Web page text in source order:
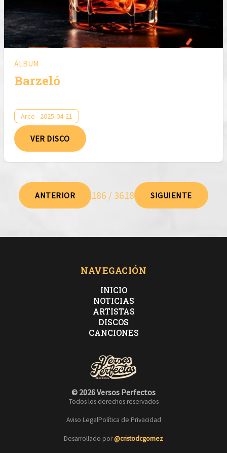
ÁLBUM
Barzeló
Arce - 2025-04-21
VER DISCO
ANTERIOR 186 / 3618 SIGUIENTE
NAVEGACIÓN
INICIO
NOTICIAS
ARTISTAS
DISCOS
CANCIONES
© 2026 Versos Perfectos
Todos los derechos reservados
Aviso LegalPolítica de Privacidad
Desarrollado por@cristodcgomez